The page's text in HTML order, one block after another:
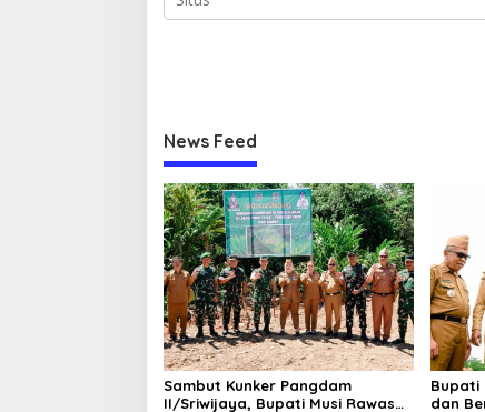
News Feed
Sambut Kunker Pangdam
II/Sriwijaya, Bupati Musi Rawas
Bupati
dan